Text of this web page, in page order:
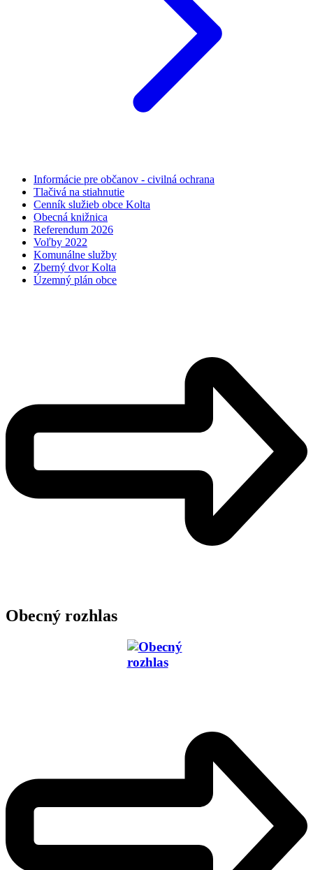
Informácie pre občanov - civilná ochrana
Tlačivá na stiahnutie
Cenník služieb obce Kolta
Obecná knižnica
Referendum 2026
Voľby 2022
Komunálne služby
Zberný dvor Kolta
Územný plán obce
Obecný rozhlas